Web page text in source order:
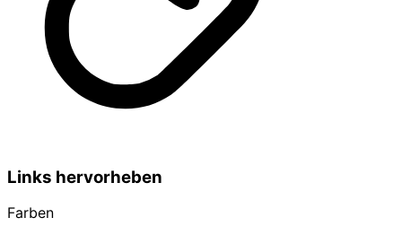
Links hervorheben
Farben